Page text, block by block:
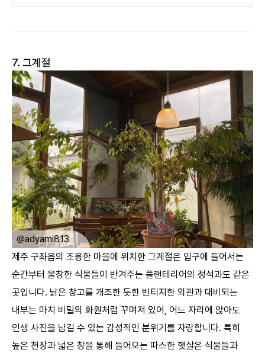
7. 그계절
@hong._.mi ㅤ
제주 구좌읍의 조용한 마을에 위치한 그계절은 입구에 들어서는
순간부터 울창한 식물들이 반겨주는 플랜테리어의 정석과도 같은
곳입니다. 낡은 창고를 개조한 듯한 빈티지한 외관과 대비되는
내부는 마치 비밀의 화원처럼 꾸며져 있어, 어느 자리에 앉아도
인생 사진을 남길 수 있는 감성적인 분위기를 자랑합니다. 특히
높은 천장과 넓은 창을 통해 들어오는 따스한 햇살은 식물들과